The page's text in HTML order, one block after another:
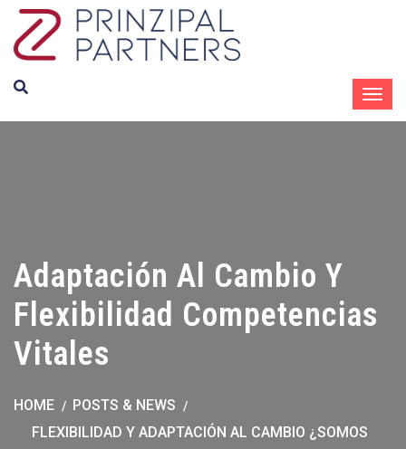
Adaptación Al Cambio Y
Flexibilidad Competencias
Vitales
HOME
POSTS & NEWS
FLEXIBILIDAD Y ADAPTACIÓN AL CAMBIO ¿SOMOS